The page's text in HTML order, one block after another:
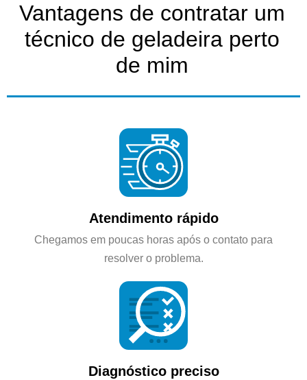
Vantagens de contratar um
técnico de geladeira perto
de mim
Atendimento rápido
Chegamos em poucas horas após o contato para
resolver o problema.
Diagnóstico preciso